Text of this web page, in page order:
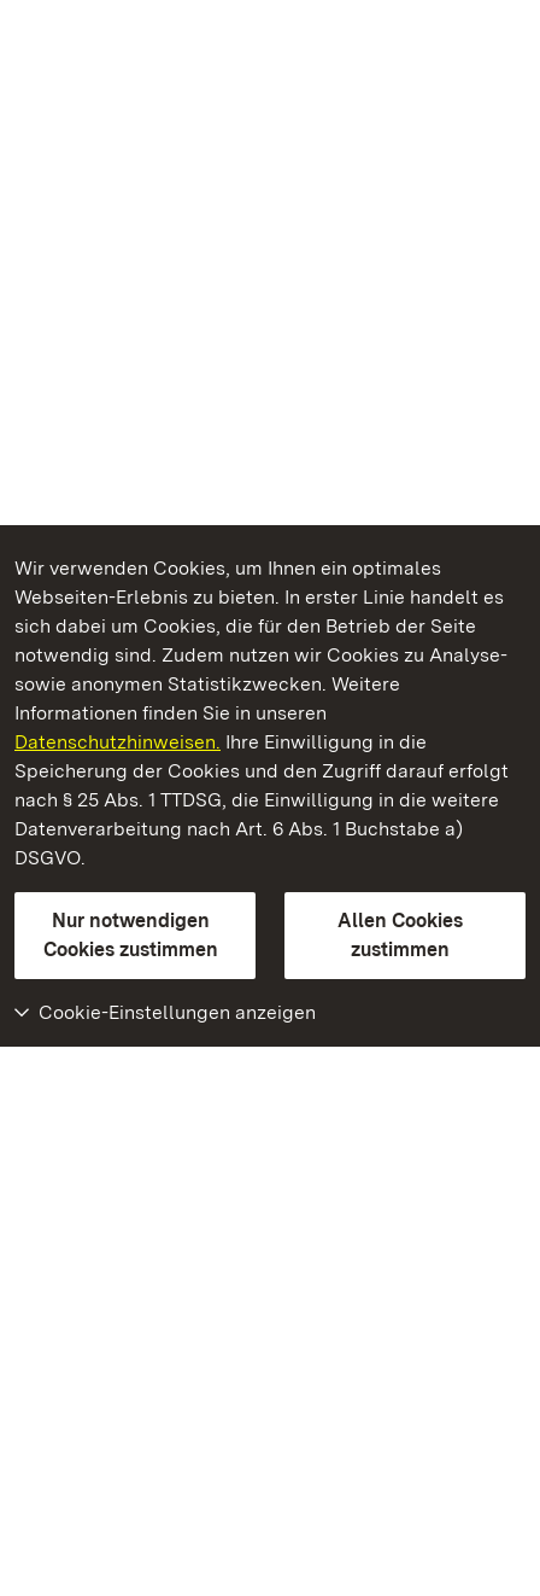
Wir verwenden Cookies, um Ihnen ein optimales
Webseiten-Erlebnis zu bieten. In erster Linie handelt es
sich dabei um Cookies, die für den Betrieb der Seite
notwendig sind. Zudem nutzen wir Cookies zu Analyse-
sowie anonymen Statistikzwecken. Weitere
Informationen finden Sie in unseren
Datenschutzhinweisen. Ihre Einwilligung in die
Speicherung der Cookies und den Zugriff darauf erfolgt
nach § 25 Abs. 1 TTDSG, die Einwilligung in die weitere
Datenverarbeitung nach Art. 6 Abs. 1 Buchstabe a)
DSGVO.
Nur notwendigen
Cookies zustimmen
Allen Cookies
zustimmen
Cookie-Einstellungen anzeigen
Kommen. Staunen. Genießen.
Staatliche Schlösser und Gärten Baden‑Württemberg
Staatliche Schlösser und Gärten Baden-Württemberg
Kontakt
GebärdenspracheLeichte Sprache
Erklärung zur Barrierefreiheit
BITV-konform (geprüfte Seiten)
Weiteres